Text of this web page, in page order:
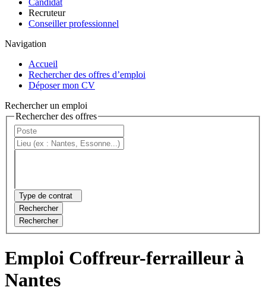
Recruteur
Conseiller professionnel
Navigation
Accueil
Rechercher des offres d’emploi
Déposer mon CV
Rechercher un emploi
Rechercher des offres
Type de contrat
Rechercher
Rechercher
Emploi Coffreur-ferrailleur à
Nantes